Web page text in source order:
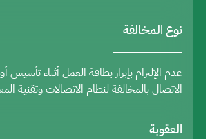
نوع المخالفة
عدم الإلتزام بإبراز بطاقة العمل أثناء تأسيس
الاتصال بالمخالفة لنظام الاتصالات وتقنية
العقوبة